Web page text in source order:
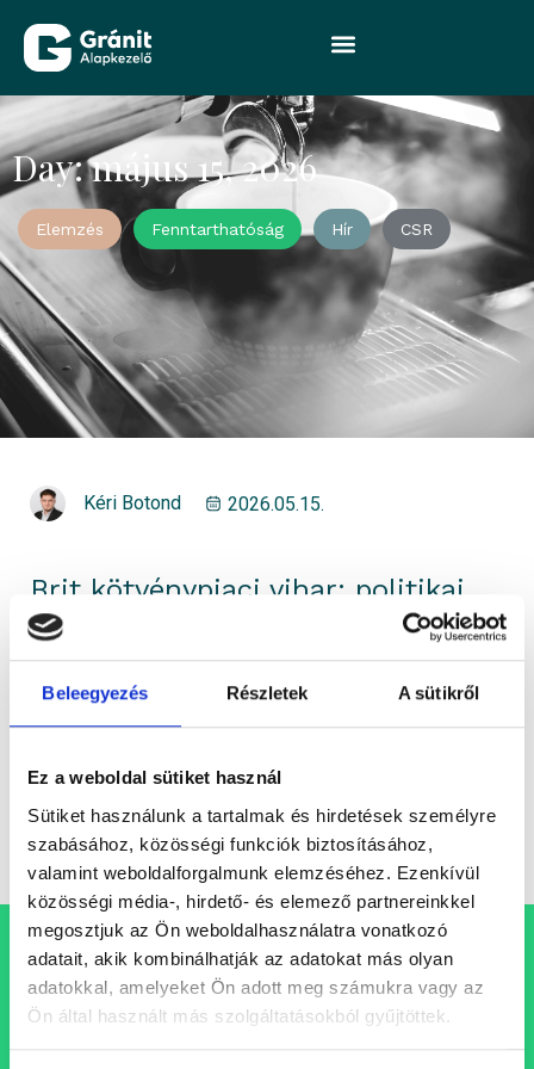
Beleegyezés Részletek A sütikről
Ez a weboldal sütiket használ
Sütiket használunk a tartalmak és hirdetések személyre
szabásához, közösségi funkciók biztosításához,
valamint weboldalforgalmunk elemzéséhez. Ezenkívül
közösségi média-, hirdető- és elemező partnereinkkel
megosztjuk az Ön weboldalhasználatra vonatkozó
adatait, akik kombinálhatják az adatokat más olyan
adatokkal, amelyeket Ön adott meg számukra vagy az
Ön által használt más szolgáltatásokból gyűjtöttek.
Day: május 15, 2026
Elemzés Fenntarthatóság Hír CSR
Kéri Botond 2026.05.15.
Brit kötvénypiaci vihar: politikai
válság és a piac fegyelmező ereje
A 30 éves brit állampapírok hozama
megközelítette az 5,8 százalékot, a piac pedig
egyértelműen beárazta az országspecifikus
Állásajánlataink
Folyamatosan bővülő csapatunkba keressük azokat a
szakembereket, akik egy professzionális, inspiráló és